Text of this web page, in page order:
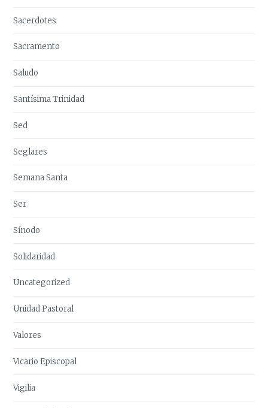
Sacerdotes
Sacramento
Saludo
Santísima Trinidad
Sed
Seglares
Semana Santa
Ser
Sínodo
Solidaridad
Uncategorized
Unidad Pastoral
Valores
Vicario Episcopal
Vigilia